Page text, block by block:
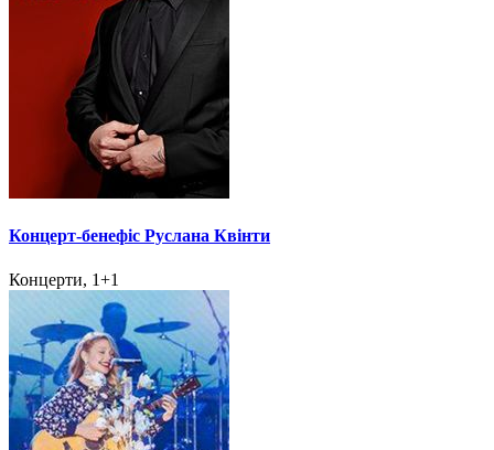
Концерт-бенефіс Руслана Квінти
Концерти, 1+1